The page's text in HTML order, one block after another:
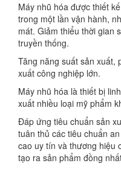
Máy nhũ hóa được thiết
trong một lần vận hành,
mát. Giảm thiểu thời gian
truyền thống.
Tăng năng suất sản xuất,
xuất công nghiệp lớn.
Máy nhũ hóa là thiết bị
xuất nhiều loại mỹ phẩm
Đáp ứng tiêu chuẩn sản
tuân thủ các tiêu chuẩn
cao uy tín và thương hiệu
tạo ra sản phẩm đồng